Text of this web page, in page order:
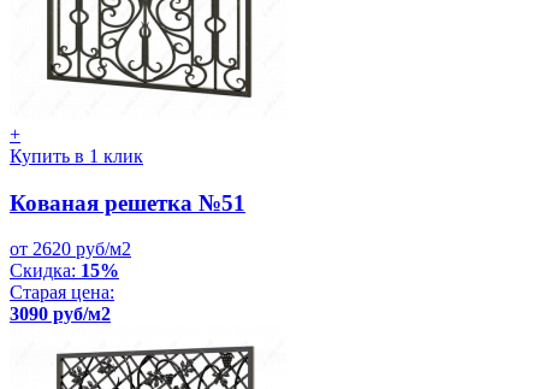
+
Купить в 1 клик
Кованая решетка №51
от 2620 руб/м2
Скидка: 15%
Старая цена:
3090 руб/м2